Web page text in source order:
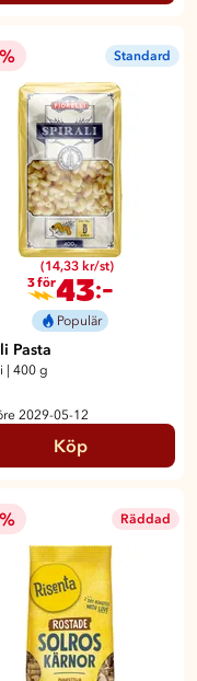
Standard
(14,33 kr/st)
3 för43:-
Populär
Pasta
| 400 g
2029-05-12
Köp
Räddad